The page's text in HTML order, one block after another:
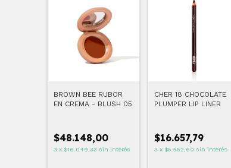
BROWN BEE RUBOR
EN CREMA - BLUSH 05
$48.148,00
3 x $16.049,33 sin interés
CHER 18 CHOCOLATE
PLUMPER LIP LINER
$16.657,79
3 x $5.552,60 sin interés